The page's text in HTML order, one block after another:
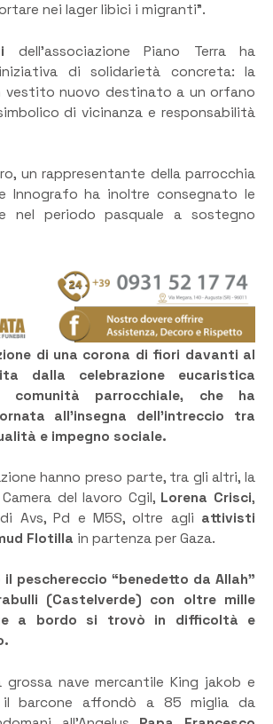
nei lager libici i migranti”.
dell’associazione Piano Terra ha
di solidarietà concreta: la
vestito nuovo destinato a un orfano
di vicinanza e responsabilità
un rappresentante della parrocchia
Innografo ha inoltre consegnato le
nel periodo pasquale a sostegno
di una corona di fiori davanti al
dalla celebrazione eucaristica
comunità parrocchiale, che ha
all’insegna dell’intreccio tra
e impegno sociale.
hanno preso parte, tra gli altri, la
del lavoro Cgil, Lorena Crisci,
Avs, Pd e M5S, oltre agli attivisti
Flotilla in partenza per Gaza.
il peschereccio “benedetto da Allah”
(Castelverde) con oltre mille
a bordo si trovò in difficoltà e
grossa nave mercantile King jakob e
il barcone affondò a 85 miglia da